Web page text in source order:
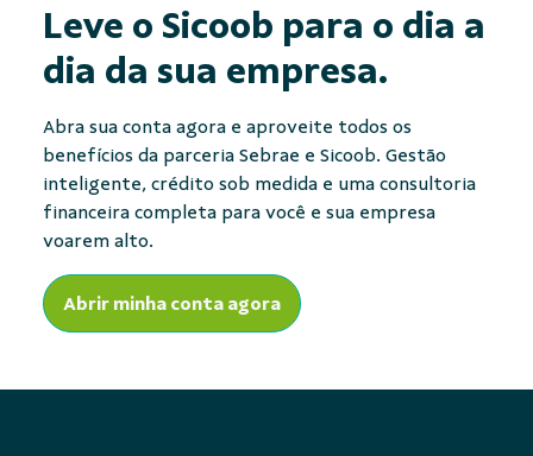
Leve o Sicoob para o dia a
dia da sua empresa.
Abra sua conta agora e aproveite todos os
benefícios da parceria Sebrae e Sicoob. Gestão
inteligente, crédito sob medida e uma consultoria
financeira completa para você e sua empresa
voarem alto.
Abrir minha conta agora